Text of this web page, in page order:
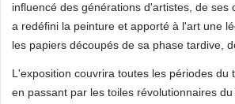
influencé des générations d'artistes, de
a redéfini la peinture et apporté à l'art une
les papiers découpés de sa phase tardive,
L'exposition couvrira toutes les périodes
en passant par les toiles révolutionnaires